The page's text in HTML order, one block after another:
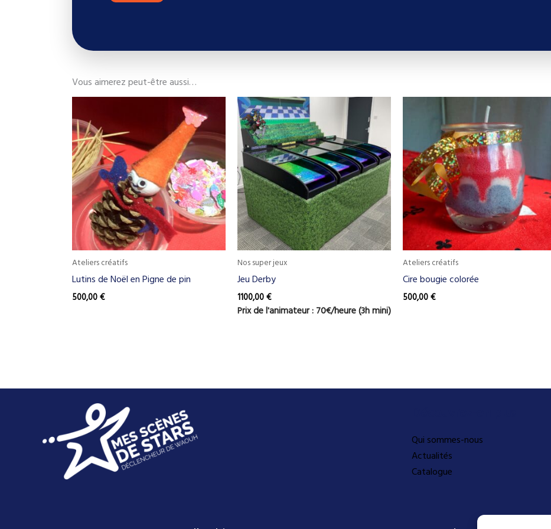
Vous aimerez peut-être aussi…
Ateliers créatifs
Lutins de Noël en Pigne de pin
500,00 €
Nos super jeux
Jeu Derby
1100,00 €
Prix de l'animateur : 70€/heure (3h mini)
Ateliers créatifs
Cire bougie colorée
500,00 €
Qui sommes-nous
Actualités
Catalogue